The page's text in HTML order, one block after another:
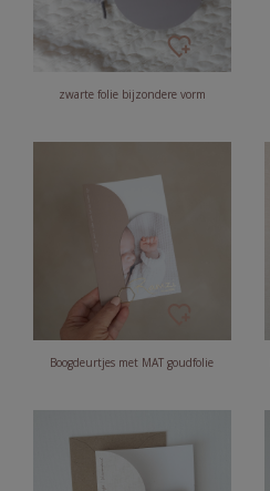
zwarte folie bijzondere vorm
Boogdeurtjes met MAT goudfolie